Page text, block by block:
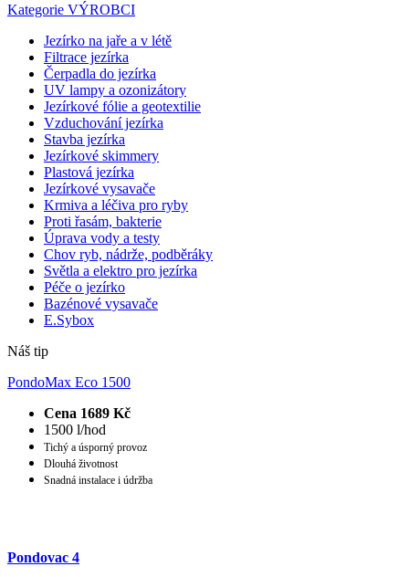
Kategorie VÝROBCI
Jezírko na jaře a v létě
Filtrace jezírka
Čerpadla do jezírka
UV lampy a ozonizátory
Jezírkové fólie a geotextilie
Vzduchování jezírka
Stavba jezírka
Jezírkové skimmery
Plastová jezírka
Jezírkové vysavače
Krmiva a léčiva pro ryby
Proti řasám, bakterie
Úprava vody a testy
Chov ryb, nádrže, podběráky
Světla a elektro pro jezírka
Péče o jezírko
Bazénové vysavače
E.Sybox
Náš tip
PondoMax Eco 1500
Cena 1689 Kč
1500 l/hod
Tichý a úsporný provoz
Dlouhá životnost
Snadná instalace i údržba
Pondovac 4